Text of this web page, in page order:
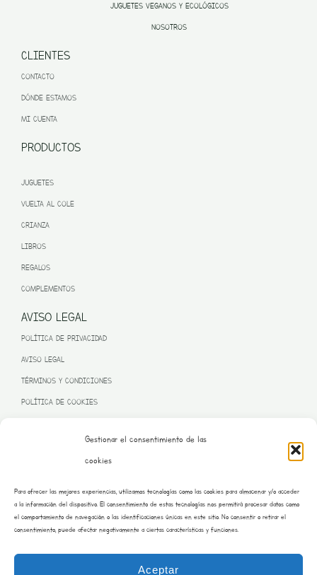
Gestionar el consentimiento de las
cookies
Para ofrecer las mejores experiencias, utilizamos tecnologías como las cookies para almacenar y/o acceder
a la información del dispositivo. El consentimiento de estas tecnologías nos permitirá procesar datos como
el comportamiento de navegación o las identificaciones únicas en este sitio. No consentir o retirar el
consentimiento, puede afectar negativamente a ciertas características y funciones.
Aceptar
JUGUETES VEGANOS Y ECOLÓGICOS
NOSOTROS
CLIENTES
CONTACTO
DÓNDE ESTAMOS
MI CUENTA
PRODUCTOS
JUGUETES
VUELTA AL COLE
CRIANZA
LIBROS
REGALOS
COMPLEMENTOS
AVISO LEGAL
POLÍTICA DE PRIVACIDAD
AVISO LEGAL
TÉRMINOS Y CONDICIONES
POLÍTICA DE COOKIES
– NEXT GENERATION EU